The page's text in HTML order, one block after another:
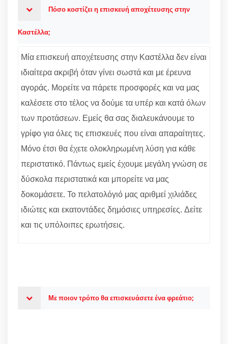
Πόσο κοστίζει η επισκευή αποχέτευσης στην
Καστέλλα;
Μία επισκευή αποχέτευσης στην Καστέλλα δεν είναι
ιδιαίτερα ακριβή όταν γίνει σωστά και με έρευνα
αγοράς. Μορείτε να πάρετε προσφορές και να μας
καλέσετε στο τέλος να δούμε τα υπέρ και κατά όλων
των προτάσεων. Εμείς θα σας διαλευκάνουμε το
γρίφο για όλες τις επισκευές που είναι απαραίτητες.
Μόνο έτσι θα έχετε ολοκληρωμένη λύση για κάθε
περιστατικό. Πάντως εμείς έχουμε μεγάλη γνώση σε
δύσκολα περιστατικά και μπορείτε να μας
δοκομάσετε. Το πελατολόγιό μας αριθμεί χιλιάδες
ιδιώτες και εκατοντάδες δημόσιες υπηρεσίες. Δείτε
και τις υπόλοιπες ερωτήσεις.
Με ποιον τρόπο θα επισκευάσετε ένα φρεάτιο;